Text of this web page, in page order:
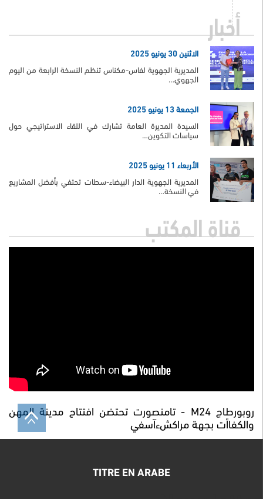
أخبار
الاثنين 30 يونيو 2025
المديرية الجهوية لفاس-مكناس تنظم النسخة الرابعة من اليوم
الجهوي…
الجمعة 13 يونيو 2025
السيدة المديرة العامة تشارك في اللقاء الاستراتيجي حول
سياسات التكوين…
الأربعاء 11 يونيو 2025
المديرية الجهوية الدار البيضاء-سطات تحتفي بأفضل المشاريع
في النسخة…
قناة المكتب
روبورطاج M24 - تامنصورت تحتضن افتتاح مدينة المهن
والكفاأت بجهة مراكشءآسفي
TITRE EN ARABE